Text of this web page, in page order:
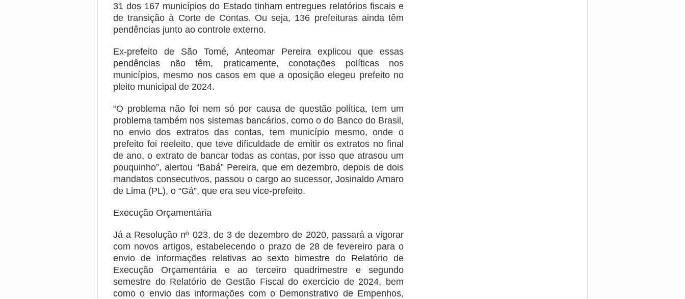
31 dos 167 municípios do Estado tinham entregues relatórios fiscais e
de transição à Corte de Contas. Ou seja, 136 prefeituras ainda têm
pendências junto ao controle externo.
Ex-prefeito de São Tomé, Anteomar Pereira explicou que essas
pendências não têm, praticamente, conotações políticas nos
municípios, mesmo nos casos em que a oposição elegeu prefeito no
pleito municipal de 2024.
“O problema não foi nem só por causa de questão política, tem um
problema também nos sistemas bancários, como o do Banco do Brasil,
no envio dos extratos das contas, tem município mesmo, onde o
prefeito foi reeleito, que teve dificuldade de emitir os extratos no final
de ano, o extrato de bancar todas as contas, por isso que atrasou um
pouquinho”, alertou “Babá” Pereira, que em dezembro, depois de dois
mandatos consecutivos, passou o cargo ao sucessor, Josinaldo Amaro
de Lima (PL), o “Gá”, que era seu vice-prefeito.
Execução Orçamentária
Já a Resolução nº 023, de 3 de dezembro de 2020, passará a vigorar
com novos artigos, estabelecendo o prazo de 28 de fevereiro para o
envio de informações relativas ao sexto bimestre do Relatório de
Execução Orçamentária e ao terceiro quadrimestre e segundo
semestre do Relatório de Gestão Fiscal do exercício de 2024, bem
como o envio das informações com o Demonstrativo de Empenhos,